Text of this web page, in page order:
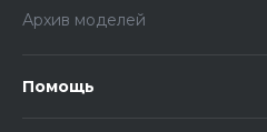
Архив моделей
Помощь